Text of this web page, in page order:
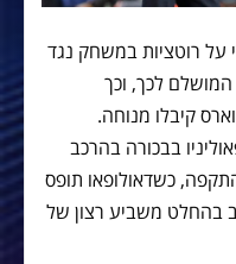
על רוטציות במשחק נגד
לכך, וכך
קיבלו מנוחה.
בבכורה בהרכב
כשדאולופאו תופס
בהחלט משביע רצון של